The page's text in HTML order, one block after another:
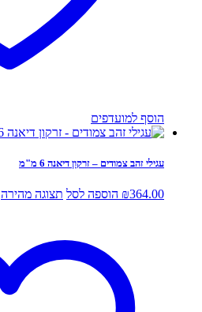
הוסף למועדפים
עגילי זהב צמודים – זרקון דיאנה 6 מ"מ
₪364.00 הוספה לסל תצוגה מהירה